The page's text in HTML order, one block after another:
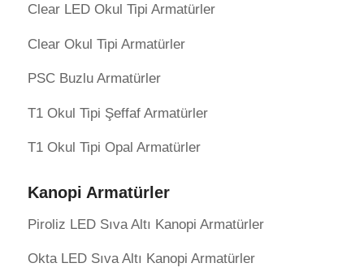
Clear LED Okul Tipi Armatürler
Clear Okul Tipi Armatürler
PSC Buzlu Armatürler
T1 Okul Tipi Şeffaf Armatürler
T1 Okul Tipi Opal Armatürler
Kanopi Armatürler
Piroliz LED Sıva Altı Kanopi Armatürler
Okta LED Sıva Altı Kanopi Armatürler